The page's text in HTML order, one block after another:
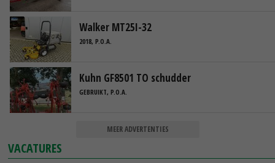
Walker MT25I-32
2018, P.O.A.
Kuhn GF8501 TO schudder
GEBRUIKT, P.O.A.
MEER ADVERTENTIES
VACATURES